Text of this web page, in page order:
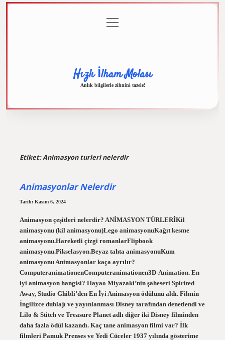
menüyü
aç
Hızlı İlham Molası
Anlık bilgilerle zihnini tazele!
Etiket:Animasyon turleri nelerdir
Animasyonlar Nelerdir
Tarih: Kasım 6, 2024
Animasyon çeşitleri nelerdir? ANİMASYON TÜRLERİKil
animasyonu (kil animasyonu)Lego animasyonuKağıt kesme
animasyonu.Hareketli çizgi romanlarFlipbook
animasyonu.Pikselasyon.Beyaz tahta animasyonuKum
animasyonu Animasyonlar kaça ayrılır?
ComputeranimationenComputeranimationen3D-Animation. En
iyi animasyon hangisi? Hayao Miyazaki’nin şaheseri Spirited
Away, Studio Ghibli’den En İyi Animasyon ödülünü aldı. Filmin
İngilizce dublajı ve yayınlanması Disney tarafından denetlendi ve
Lilo & Stitch ve Treasure Planet adlı diğer iki Disney filminden
daha fazla ödül kazandı. Kaç tane animasyon filmi var? İlk
filmleri Pamuk Prenses ve Yedi Cüceler 1937 yılında gösterime